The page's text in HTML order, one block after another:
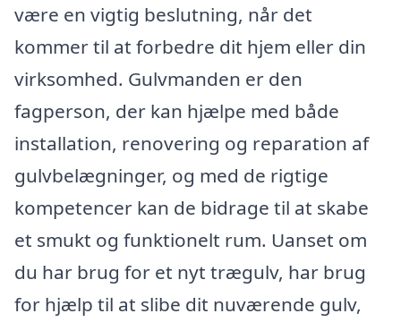
være en vigtig beslutning, når det
kommer til at forbedre dit hjem eller din
virksomhed. Gulvmanden er den
fagperson, der kan hjælpe med både
installation, renovering og reparation af
gulvbelægninger, og med de rigtige
kompetencer kan de bidrage til at skabe
et smukt og funktionelt rum. Uanset om
du har brug for et nyt trægulv, har brug
for hjælp til at slibe dit nuværende gulv,